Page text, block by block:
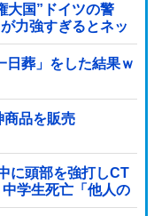
大国”ドイツの警
力強すぎるとネッ
葬」をした結果ｗ
商品を販売
に頭部を強打しCT
学生死亡「他人の